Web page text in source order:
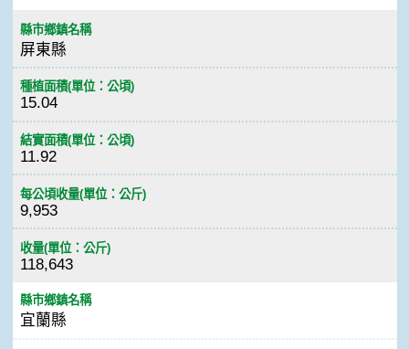
縣市鄉鎮名稱
屏東縣
種植面積(單位：公頃)
15.04
結實面積(單位：公頃)
11.92
每公頃收量(單位：公斤)
9,953
收量(單位：公斤)
118,643
縣市鄉鎮名稱
宜蘭縣